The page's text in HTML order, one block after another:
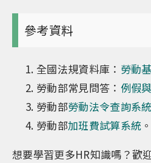
參考資料
全國法規資料庫： 勞動
勞動部常見問答： 例假
勞動部勞動法令查詢系統
勞動部加班費試算系統 。
想要學習更多HR知識嗎？歡